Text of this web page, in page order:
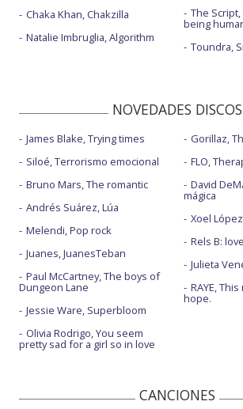
Chaka Khan, Chakzilla
Natalie Imbruglia, Algorithm
The
being
Toundra,
NOVEDADES DISCOS
James Blake, Trying times
Siloé, Terrorismo emocional
Bruno Mars, The romantic
Andrés Suárez, Lúa
Melendi, Pop rock
Juanes, JuanesTeban
Paul McCartney, The boys of
Dungeon Lane
Jessie Ware, Superbloom
Olivia Rodrigo, You seem
pretty sad for a girl so in love
Gorillaz,
FLO,
David
mágica
Xoel
Rels B:
Julieta
RAYE,
hope.
CANCIONES